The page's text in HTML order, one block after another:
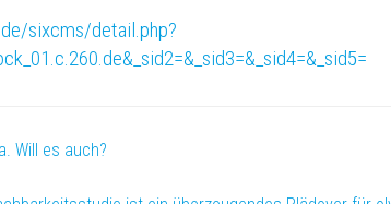
sixcms/detail.php?
Will es auch?